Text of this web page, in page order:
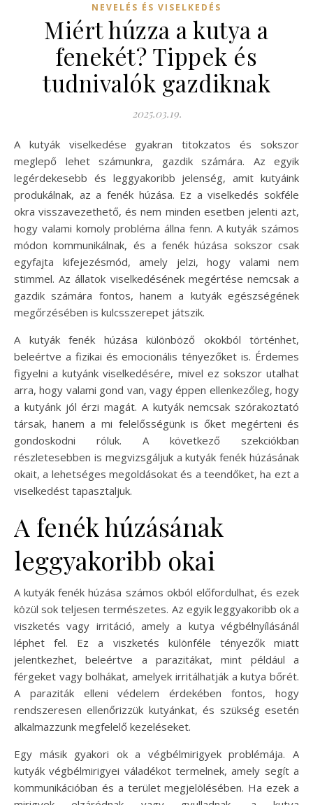
NEVELÉS ÉS VISELKEDÉS
Miért húzza a kutya a
fenekét? Tippek és
tudnivalók gazdiknak
2025.03.19.
A kutyák viselkedése gyakran titokzatos és sokszor
meglepő lehet számunkra, gazdik számára. Az egyik
legérdekesebb és leggyakoribb jelenség, amit kutyáink
produkálnak, az a fenék húzása. Ez a viselkedés sokféle
okra visszavezethető, és nem minden esetben jelenti azt,
hogy valami komoly probléma állna fenn. A kutyák számos
módon kommunikálnak, és a fenék húzása sokszor csak
egyfajta kifejezésmód, amely jelzi, hogy valami nem
stimmel. Az állatok viselkedésének megértése nemcsak a
gazdik számára fontos, hanem a kutyák egészségének
megőrzésében is kulcsszerepet játszik.
A kutyák fenék húzása különböző okokból történhet,
beleértve a fizikai és emocionális tényezőket is. Érdemes
figyelni a kutyánk viselkedésére, mivel ez sokszor utalhat
arra, hogy valami gond van, vagy éppen ellenkezőleg, hogy
a kutyánk jól érzi magát. A kutyák nemcsak szórakoztató
társak, hanem a mi felelősségünk is őket megérteni és
gondoskodni róluk. A következő szekciókban
részletesebben is megvizsgáljuk a kutyák fenék húzásának
okait, a lehetséges megoldásokat és a teendőket, ha ezt a
viselkedést tapasztaljuk.
A fenék húzásának
leggyakoribb okai
A kutyák fenék húzása számos okból előfordulhat, és ezek
közül sok teljesen természetes. Az egyik leggyakoribb ok a
viszketés vagy irritáció, amely a kutya végbélnyílásánál
léphet fel. Ez a viszketés különféle tényezők miatt
jelentkezhet, beleértve a parazitákat, mint például a
férgeket vagy bolhákat, amelyek irritálhatják a kutya bőrét.
A paraziták elleni védelem érdekében fontos, hogy
rendszeresen ellenőrizzük kutyánkat, és szükség esetén
alkalmazzunk megfelelő kezeléseket.
Egy másik gyakori ok a végbélmirigyek problémája. A
kutyák végbélmirigyei váladékot termelnek, amely segít a
kommunikációban és a terület megjelölésében. Ha ezek a